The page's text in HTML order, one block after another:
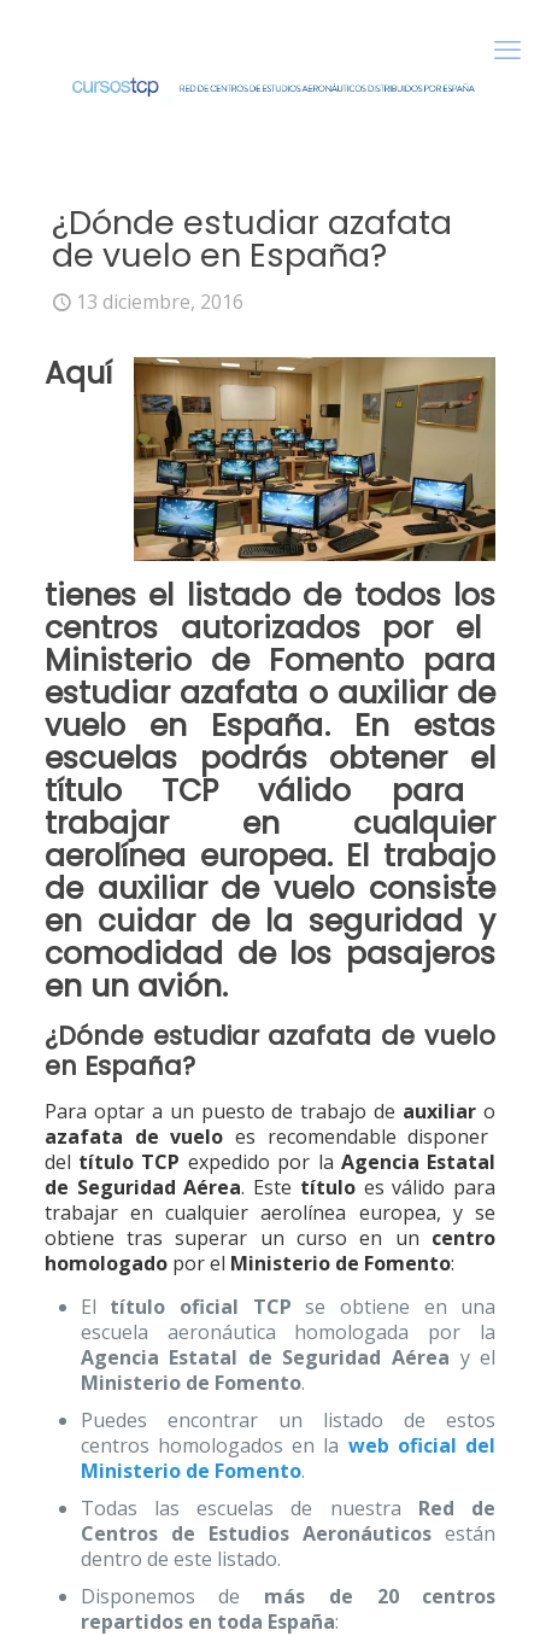
¿Dónde estudiar azafata
de vuelo en España?
13 diciembre, 2016
Aquí
tienes el listadode todos los
centros autorizadospor el
Ministerio de Fomento para
estudiar azafata oauxiliar de
vuelo en España. En estas
escuelas podrás obtener el
título TCPválido para
trabajar en cualquier
aerolínea europea. El trabajo
de auxiliar de vuelo consiste
en cuidar de la seguridad y
comodidad de los pasajeros
en un avión.
¿Dónde estudiar azafata de vuelo
en España?
Para optar a un puesto de trabajo de auxiliaro
azafata de vuelo es recomendable disponer
del título TCP expedido por la Agencia Estatal
de Seguridad Aérea. Este títuloes válido para
trabajar en cualquier aerolínea europea, y se
obtiene tras superar un curso en un centro
homologadopor el Ministerio de Fomento:
El título oficial TCP se obtiene en una
escuela aeronáutica homologada por la
Agencia Estatal de Seguridad Aérea y el
Ministerio de Fomento.
Puedes encontrar un listado de estos
centros homologados en la web oficial del
Ministerio de Fomento.
Todas las escuelas de nuestra Red de
Centros de Estudios Aeronáuticos están
dentro de este listado.
Disponemos de más de 20 centros
repartidos en toda España: